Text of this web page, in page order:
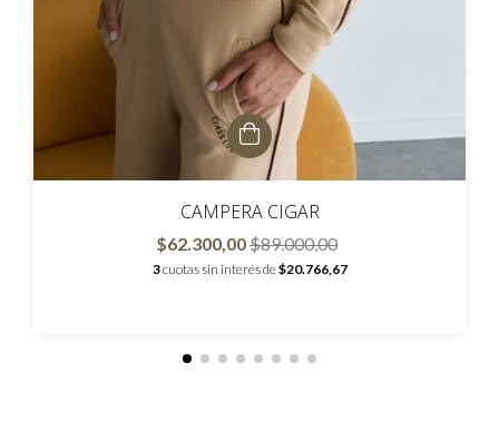
CAMPERA CIGAR
$62.300,00$89.000,00
3cuotas sin interés de$20.766,67